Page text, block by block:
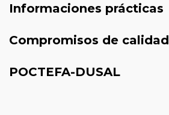
Informaciones prácticas
Compromisos de calidad
POCTEFA-DUSAL